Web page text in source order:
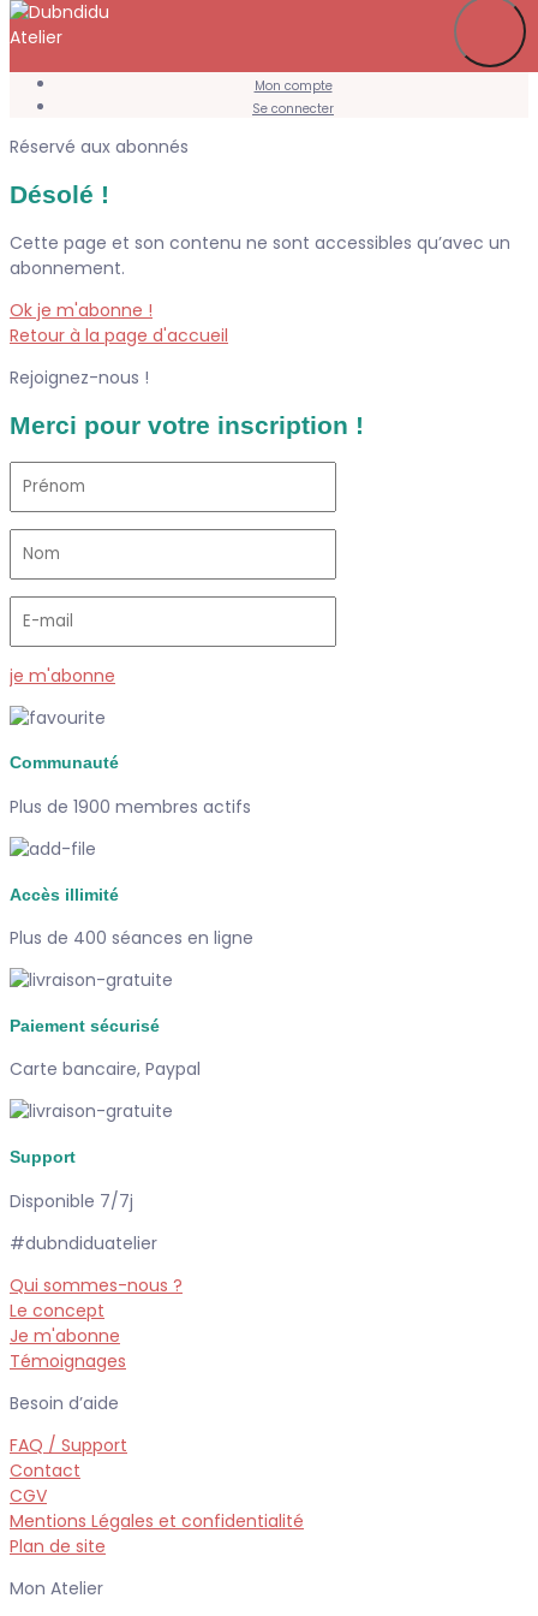
Mon compte
Se connecter
Réservé aux abonnés
Désolé !
Cette page et son contenu ne sont accessibles qu’avec un
abonnement.
Ok je m'abonne !
Retour à la page d'accueil
Rejoignez-nous !
Merci pour votre inscription !
je m'abonne
Communauté
Plus de 1900 membres actifs
Accès illimité
Plus de 400 séances en ligne
Paiement sécurisé
Carte bancaire, Paypal
Support
Disponible 7/7j
#dubndiduatelier
Qui sommes-nous ?
Le concept
Je m'abonne
Témoignages
Besoin d’aide
FAQ / Support
Contact
CGV
Mentions Légales et confidentialité
Plan de site
Mon Atelier